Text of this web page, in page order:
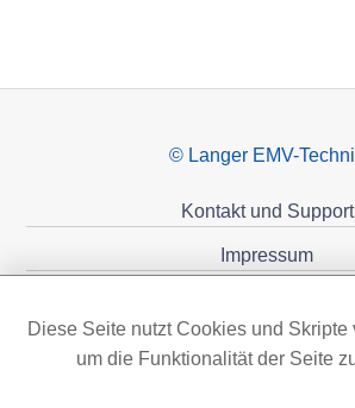
© Langer EMV-
Kontakt und Support
Impressum
Diese Seite nutzt Cookies und Skripte
um die Funktionalität der Seite